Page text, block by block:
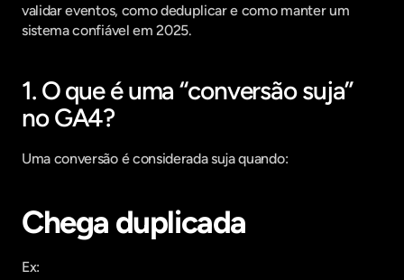
validar eventos, como deduplicar e como manter um
sistema confiável em 2025.
1. O que é uma “conversão suja”
no GA4?
Uma conversão é considerada suja quando:
Chega duplicada
Ex: